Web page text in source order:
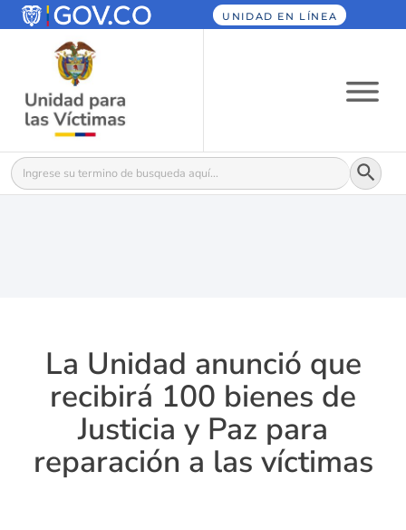
UNIDAD EN LÍNEA
Buscar: Botón
La Unidad anunció que
recibirá 100 bienes de
Justicia y Paz para
reparación a las víctimas